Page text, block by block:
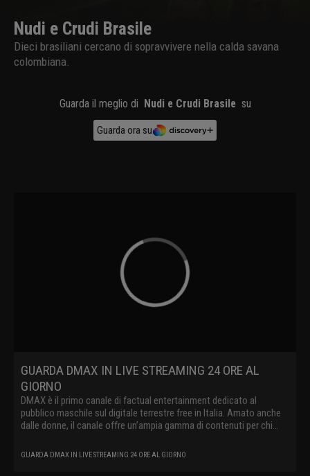
Nudi e Crudi Brasile
Dieci brasiliani cercano di sopravvivere nella calda savana
colombiana.
Guarda il meglio di Nudi e Crudi Brasile su
Guarda ora su
GUARDA DMAX IN LIVE STREAMING 24 ORE AL
GIORNO
DMAX è il primo canale di factual entertainment dedicato al
pubblico maschile sul digitale terrestre free in Italia. Amato anche
dalle donne, il canale offre un’ampia gamma di contenuti per chi
coinvolgenti e racconta storie vere spingendo lo spettatore a
GUARDA DMAX IN LIVE STREAMING 24 ORE AL GIORNO